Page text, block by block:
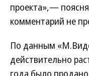
проекта»,—
комментарий не
По данным
действительно
года было